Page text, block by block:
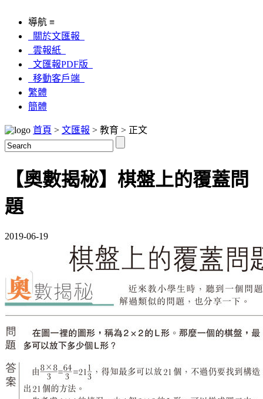
導航 ≡
關於文匯報
雲報紙
文匯報PDF版
移動客戶端
繁體
簡體
首頁 > 文匯報 > 教育 > 正文
【奧數揭秘】棋盤上的覆蓋問
題
2019-06-19